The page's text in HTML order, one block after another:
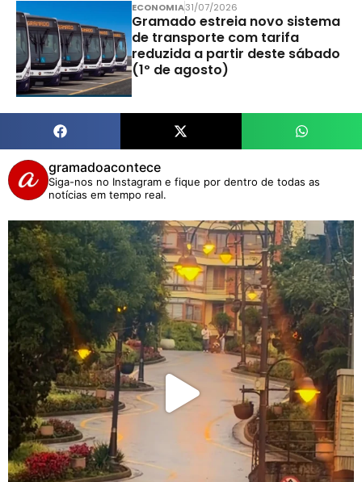
ECONOMIA31/07/2026
Gramado estreia novo sistema
de transporte com tarifa
reduzida a partir deste sábado
(1º de agosto)
gramadoacontece
Siga-nos no Instagram e fique por dentro de todas as
notícias em tempo real.